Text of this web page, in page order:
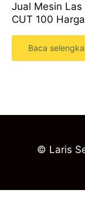
Jual Mesin Las
CUT 100
Baca
© Laris